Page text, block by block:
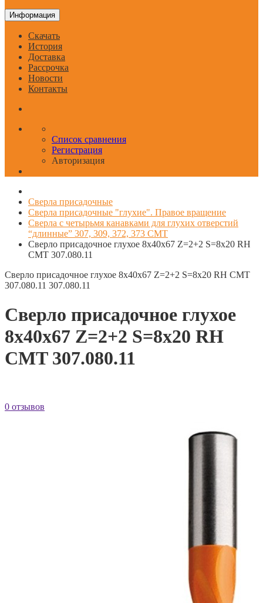
Информация
Скачать
История
Доставка
Рассрочка
Новости
Контакты
Список сравнения
Регистрация
Авторизация
Сверла присадочные
Сверла присадочные "глухие". Правое вращение
Сверла с четырьмя канавками для глухих отверстий
“длинные” 307, 309, 372, 373 CMT
Сверло присадочное глухое 8x40x67 Z=2+2 S=8x20 RH
CMT 307.080.11
Сверло присадочное глухое 8x40x67 Z=2+2 S=8x20 RH CMT
307.080.11 307.080.11
Сверло присадочное глухое
8x40x67 Z=2+2 S=8x20 RH
CMT 307.080.11
0 отзывов